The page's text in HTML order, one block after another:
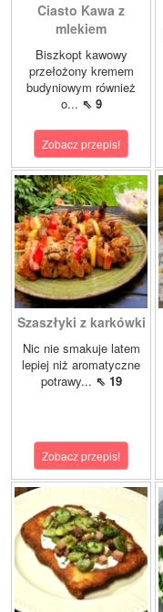
Ciasto Kawa z
mlekiem
Biszkopt kawowy
przełożony kremem
budyniowym również
o... ⇖ 9
Zobacz przepis!
Szaszłyki z karkówki
Nic nie smakuje latem
lepiej niż aromatyczne
potrawy... ⇖ 19
Zobacz przepis!